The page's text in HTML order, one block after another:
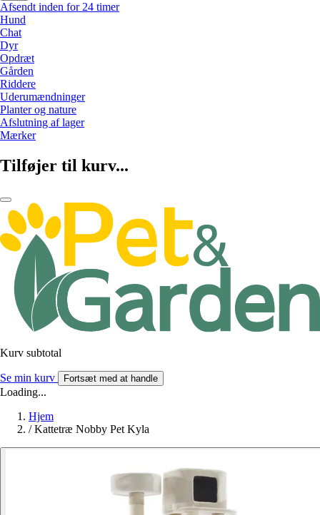
Afsendt inden for 24 timer
Hund
Chat
Dyr
Opdræt
Gården
Riddere
Uderumændninger
Planter og nature
Afslutning af lager
Mærker
Tilføjer til kurv...
Kurv subtotal
Se min kurv Fortsæt med at handle
Loading...
Hjem
/ Kattetræ Nobby Pet Kyla